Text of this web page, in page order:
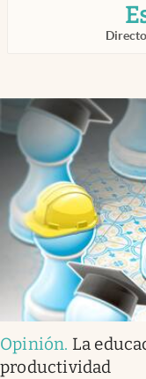
Mundial 2026
Eventos Corporativos
El Cronista Studio
Mediakit
abre en nueva pestaña
Argentina
Opinión. La
productividad